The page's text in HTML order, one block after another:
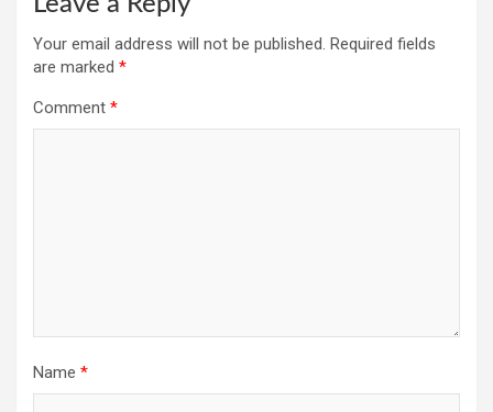
Your email address will not be published. Required fields
are marked *
Comment *
Name *